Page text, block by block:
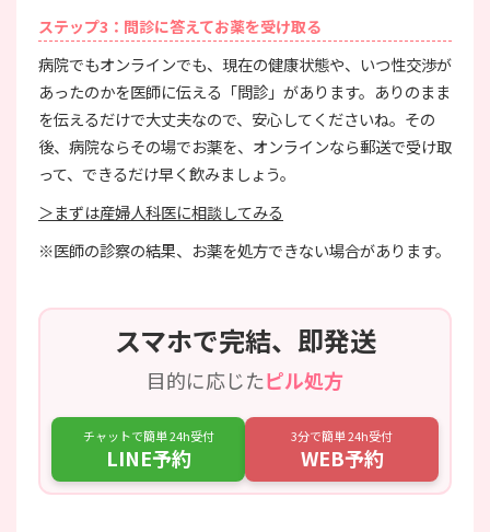
ステップ3：問診に答えてお薬を受け取る
病院でもオンラインでも、現在の健康状態や、いつ性交渉が
あったのかを医師に伝える「問診」があります。ありのまま
を伝えるだけで大丈夫なので、安心してくださいね。その
後、病院ならその場でお薬を、オンラインなら郵送で受け取
って、できるだけ早く飲みましょう。
＞まずは産婦人科医に相談してみる
※医師の診察の結果、お薬を処方できない場合があります。
スマホで完結、即発送
目的に応じたピル処方
チャットで簡単 24h受付
LINE予約
3分で簡単 24h受付
WEB予約